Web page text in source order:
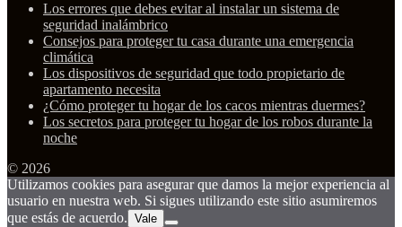
Los errores que debes evitar al instalar un sistema de
seguridad inalámbrico
Consejos para proteger tu casa durante una emergencia
climática
Los dispositivos de seguridad que todo propietario de
apartamento necesita
¿Cómo proteger tu hogar de los cacos mientras duermes?
Los secretos para proteger tu hogar de los robos durante la
noche
© 2026
Utilizamos cookies para asegurar que damos la mejor experiencia al
usuario en nuestra web. Si sigues utilizando este sitio asumiremos
que estás de acuerdo. Vale